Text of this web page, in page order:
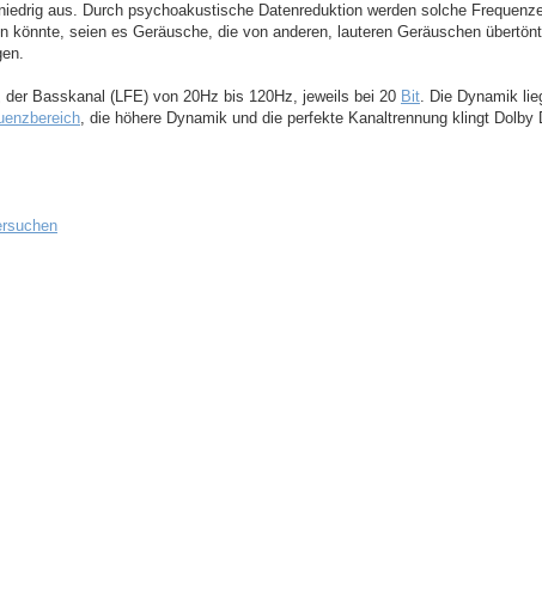
aus. Durch psychoakustische Datenreduktion werden solche
seien es Geräusche, die von anderen, lauteren Geräuschen
Basskanal (LFE) von 20Hz bis 120Hz, jeweils bei 20 Bit. Die Dynamik
, die höhere Dynamik und die perfekte Kanaltrennung klingt Dolby